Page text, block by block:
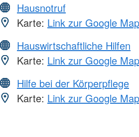
Hausnotruf
Karte: Link zur Google
Hauswirtschaftliche Hilfen
Karte: Link zur Google
Hilfe bei der Körperpflege
Karte: Link zur Google